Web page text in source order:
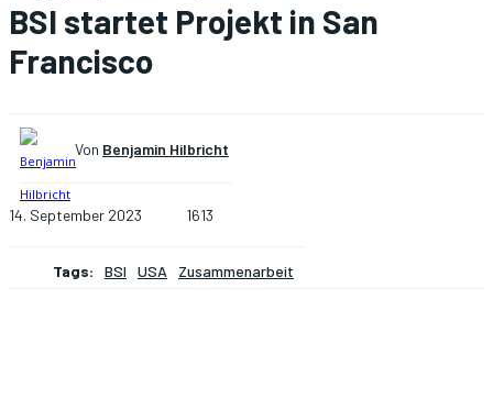
BSI startet Projekt in San
Francisco
Von Benjamin Hilbricht
14. September 2023 1613
Tags: BSI USA Zusammenarbeit